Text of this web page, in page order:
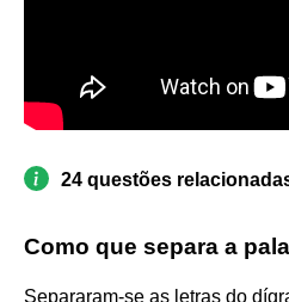
24 questões
Como que separa a
Separaram-se as letras do